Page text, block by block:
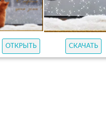
ОТКРЫТЬ СКАЧАТЬ